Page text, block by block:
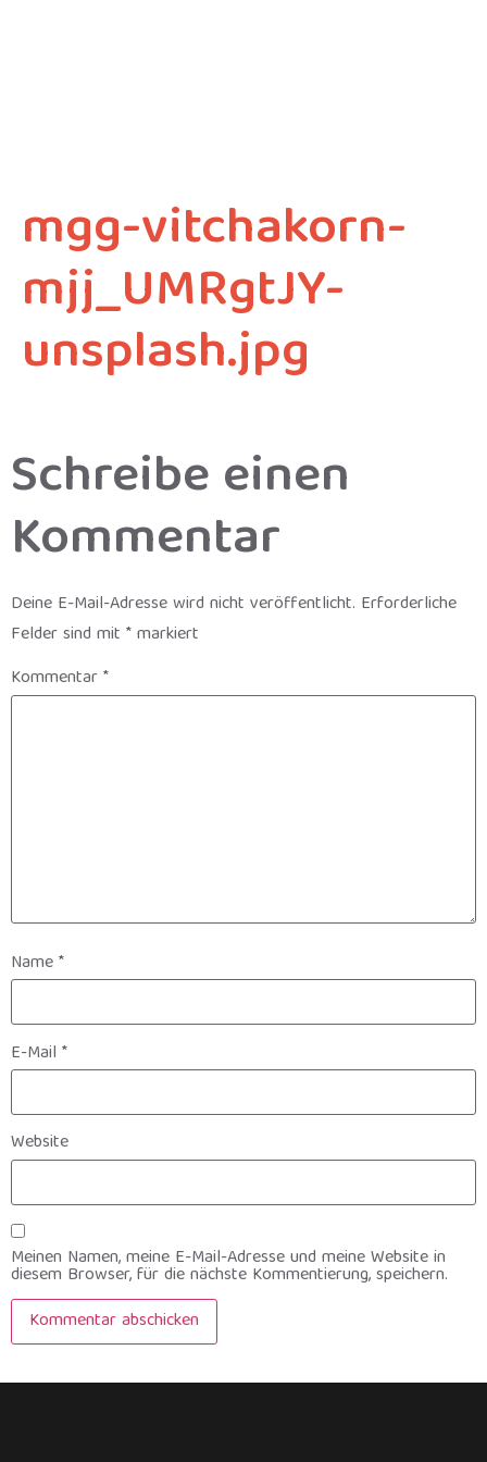
mgg-vitchakorn-
mjj_UMRgtJY-
unsplash.jpg
Schreibe einen
Kommentar
Deine E-Mail-Adresse wird nicht veröffentlicht. Erforderliche
Felder sind mit *markiert
Kommentar*
Name*
E-Mail *
Website
Meinen Namen, meine E-Mail-Adresse und meine Website in
diesem Browser, für die nächste Kommentierung, speichern.